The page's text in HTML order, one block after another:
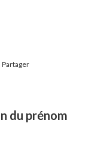
Partager
du prénom